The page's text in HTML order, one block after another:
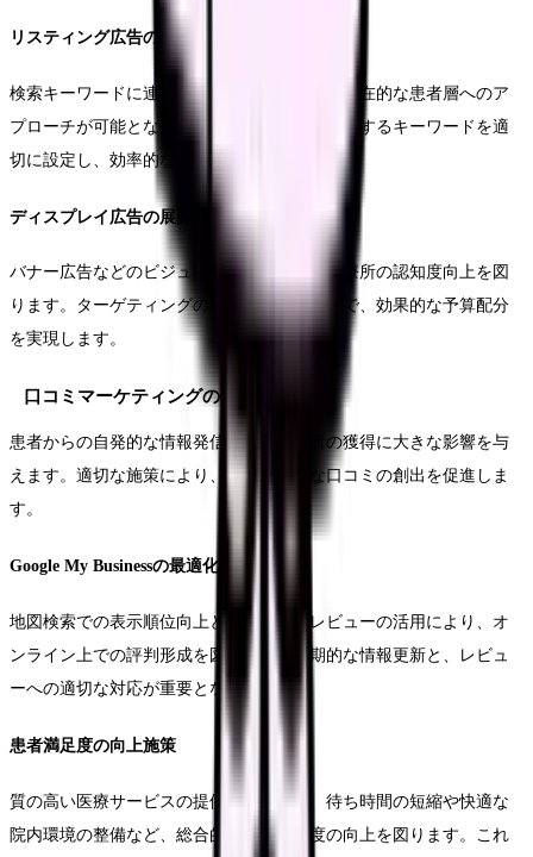
リスティング広告の活用
検索キーワードに連動した広告配信により、潜在的な患者層へのア
プローチが可能となります。地域や症状に関連するキーワードを適
切に設定し、効率的な広告運用を行います。
ディスプレイ広告の展開
バナー広告などのビジュアル訴求により、診療所の認知度向上を図
ります。ターゲティングの精度を高めることで、効果的な予算配分
を実現します。
口コミマーケティングの促進
患者からの自発的な情報発信は、新規患者の獲得に大きな影響を与
えます。適切な施策により、ポジティブな口コミの創出を促進しま
す。
Google My Businessの最適化
地図検索での表示順位向上と、ユーザーレビューの活用により、オ
ンライン上での評判形成を図ります。定期的な情報更新と、レビュ
ーへの適切な対応が重要となります。
患者満足度の向上施策
質の高い医療サービスの提供はもちろん、待ち時間の短縮や快適な
院内環境の整備など、総合的な患者満足度の向上を図ります。これ